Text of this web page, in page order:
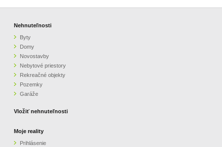
Nehnuteľnosti
Byty
Domy
Novostavby
Nebytové priestory
Rekreačné objekty
Pozemky
Garáže
Vložiť nehnuteľnosti
Moje reality
Prihlásenie